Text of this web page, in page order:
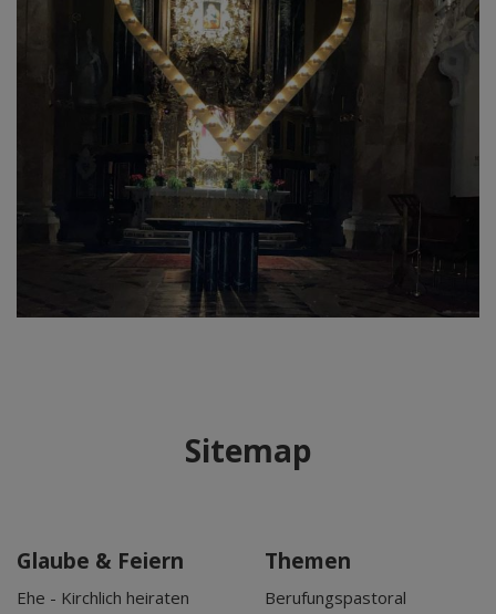
Sitemap
Glaube & Feiern
Ehe - Kirchlich heiraten
Themen
Berufungspastoral